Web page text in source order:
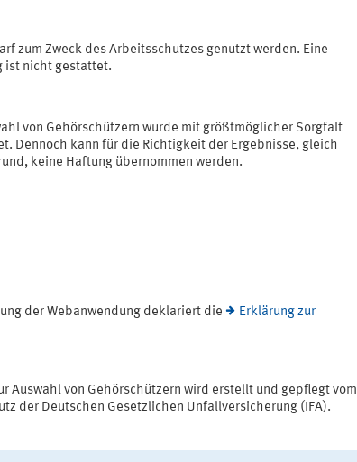
zum Zweck des Arbeitsschutzes genutzt werden. Eine
ist nicht gestattet.
von Gehörschützern wurde mit größtmöglicher Sorgfalt
Dennoch kann für die Richtigkeit der Ergebnisse, gleich
keine Haftung übernommen werden.
der Webanwendung deklariert die
Erklärung zur
Auswahl von Gehörschützern wird erstellt und gepflegt vom
der Deutschen Gesetzlichen Unfallversicherung (IFA).